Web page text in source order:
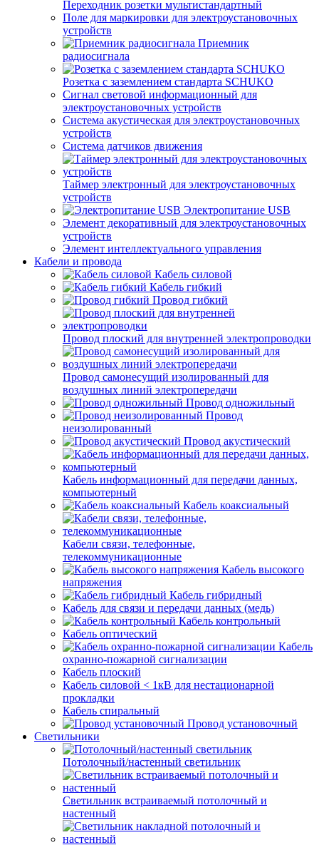
Переходник розетки мультистандартный
Поле для маркировки для электроустановочных
устройств
Приемник
радиосигнала
Розетка с заземлением стандарта SCHUKO
Сигнал световой информационный для
электроустановочных устройств
Система акустическая для электроустановочных
устройств
Система датчиков движения
Таймер электронный для электроустановочных
устройств
Электропитание USB
Элемент декоративный для электроустановочных
устройств
Элемент интеллектуального управления
Кабели и провода
Кабель силовой
Кабель гибкий
Провод гибкий
Провод плоский для внутренней электропроводки
Провод самонесущий изолированный для
воздушных линий электропередачи
Провод одножильный
Провод
неизолированный
Провод акустический
Кабель информационный для передачи данных,
компьютерный
Кабель коаксиальный
Кабели связи, телефонные,
телекоммуникационные
Кабель высокого
напряжения
Кабель гибридный
Кабель для связи и передачи данных (медь)
Кабель контрольный
Кабель оптический
Кабель
охранно-пожарной сигнализации
Кабель плоский
Кабель силовой < 1кВ для нестационарной
прокладки
Кабель спиральный
Провод установочный
Светильники
Потолочный/настенный светильник
Светильник встраиваемый потолочный и
настенный